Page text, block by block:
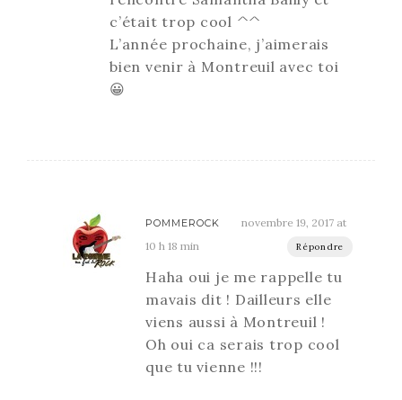
c’était trop cool ^^
L’année prochaine, j’aimerais
bien venir à Montreuil avec toi
😀
POMMEROCK
novembre 19, 2017 at
10 h 18 min
Répondre
Haha oui je me rappelle tu
mavais dit ! Dailleurs elle
viens aussi à Montreuil !
Oh oui ca serais trop cool
que tu vienne !!!